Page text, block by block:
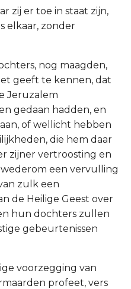
zij er toe in staat zijn,
elkaar, zonder
nog maagden,
geeft te kennen, dat
Jeruzalem
gedaan hadden, en
of wellicht hebben
die hem daar
zijner vertroosting en
een vervulling
zulk een
de Heilige Geest over
hun dochters zullen
gebeurtenissen
voorzegging van
profeet, vers